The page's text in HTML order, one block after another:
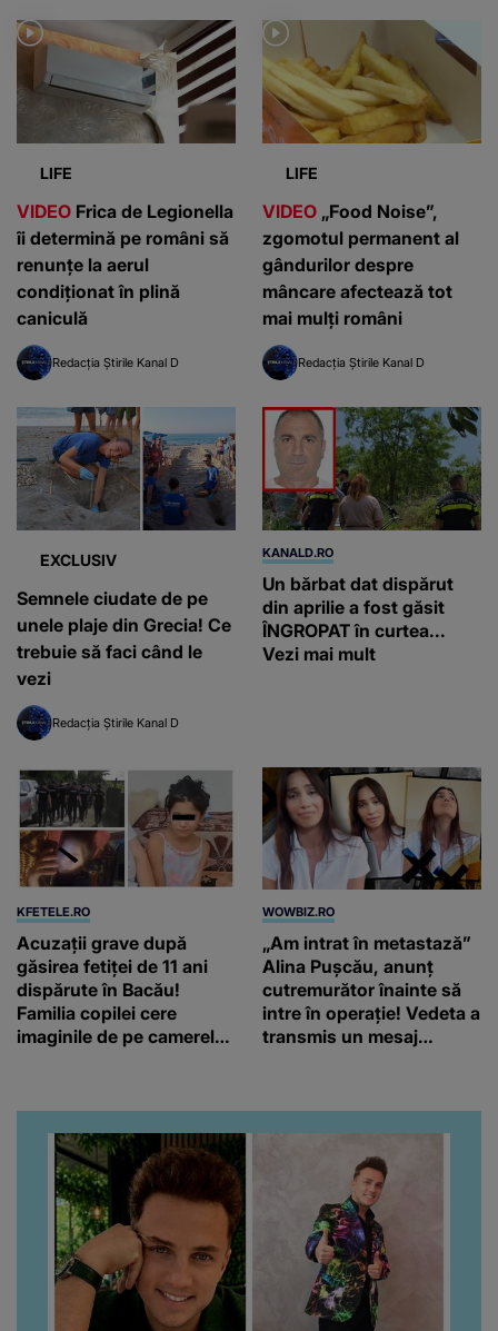
LIFE
VIDEO Frica de Legionella
îi determină pe români să
renunțe la aerul
condiționat în plină
caniculă
Redacția Știrile Kanal D
LIFE
VIDEO „Food Noise”,
zgomotul permanent al
gândurilor despre
mâncare afectează tot
mai mulți români
Redacția Știrile Kanal D
EXCLUSIV
Semnele ciudate de pe
unele plaje din Grecia! Ce
trebuie să faci când le
vezi
Redacția Știrile Kanal D
KANALD.RO
Un bărbat dat dispărut
din aprilie a fost găsit
ÎNGROPAT în curtea...
Vezi mai mult
KFETELE.RO
Acuzații grave după
găsirea fetiței de 11 ani
dispărute în Bacău!
Familia copilei cere
imaginile de pe camerele
WOWBIZ.RO
„Am intrat în metastază”
Alina Pușcău, anunț
cutremurător înainte să
intre în operație! Vedeta a
transmis un mesaj